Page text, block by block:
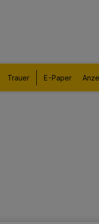
Trauer E-Paper